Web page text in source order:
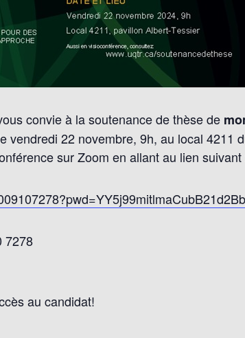
convie à la soutenance de thèse de
vendredi 22 novembre, 9h, au local 4211
sur Zoom en allant au lien suivant
7278
au candidat!